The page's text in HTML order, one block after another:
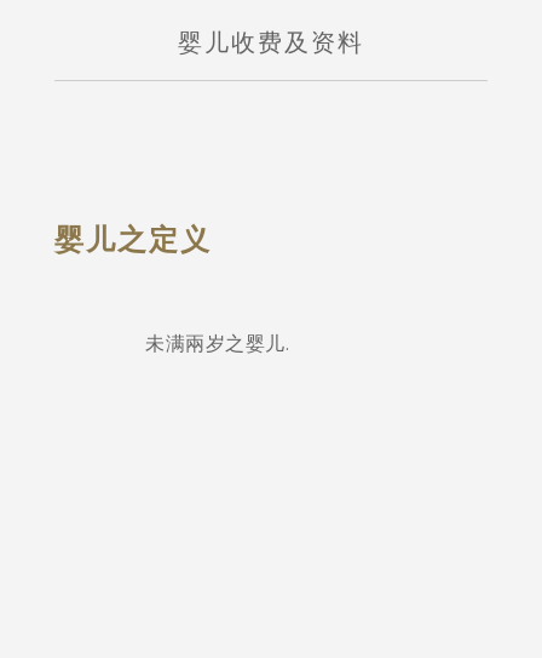
婴​​儿收费及资料
婴儿之定义
未满兩岁之婴儿.